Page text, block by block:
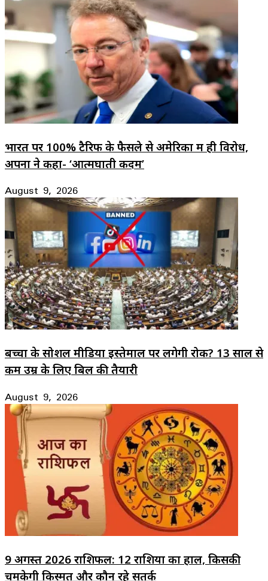
भारत पर 100% टैरिफ के फैसले से अमेरिका में ही विरोध,
अपनों ने कहा- ‘आत्मघाती कदम’
August 9, 2026
बच्चों के सोशल मीडिया इस्तेमाल पर लगेगी रोक? 13 साल से
कम उम्र के लिए बिल की तैयारी
August 9, 2026
9 अगस्त 2026 राशिफल: 12 राशियों का हाल, किसकी
चमकेगी किस्मत और कौन रहे सतर्क